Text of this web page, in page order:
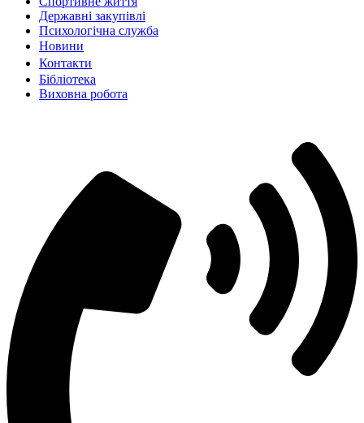
Державні закупівлі
Психологічна служба
Новиниㅤㅤㅤㅤ
Контактиㅤㅤㅤㅤㅤ
Бібліотека
Виховна робота